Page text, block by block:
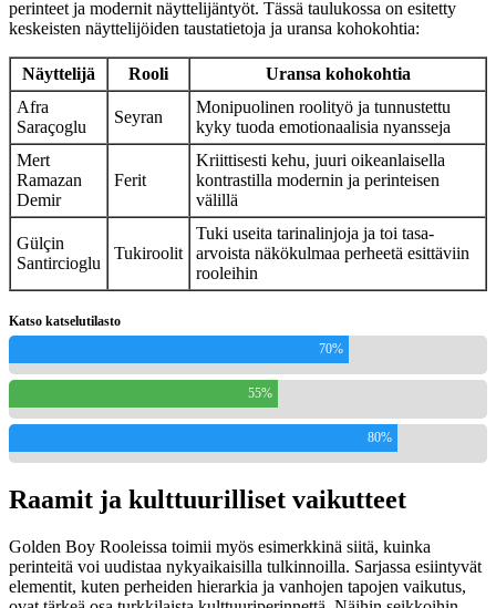
perinteet ja modernit näyttelijäntyöt. Tässä taulukossa on esitetty
keskeisten näyttelijöiden taustatietoja ja uransa kohokohtia:
Näyttelijä Rooli
Uransa kohokohtia
Afra
Saraçoglu
Seyran
Monipuolinen roolityö ja tunnustettu
kyky tuoda emotionaalisia nyansseja
Mert
Ramazan
Demir
Ferit
Kriittisesti kehu, juuri oikeanlaisella
kontrastilla modernin ja perinteisen
välillä
Gülçin
Santircioglu
Tukiroolit
Tuki useita tarinalinjoja ja toi tasa-
arvoista näkökulmaa perheetä esittäviin
rooleihin
Katso katselutilasto
70%
55%
80%
Raamit ja kulttuurilliset vaikutteet
Golden Boy Rooleissa toimii myös esimerkkinä siitä, kuinka
perinteitä voi uudistaa nykyaikaisilla tulkinnoilla. Sarjassa esiintyvät
elementit, kuten perheiden hierarkia ja vanhojen tapojen vaikutus,